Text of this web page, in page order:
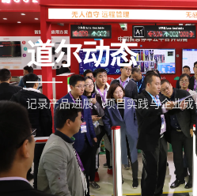
道尔动态
记录产品进展、项目实践与企业